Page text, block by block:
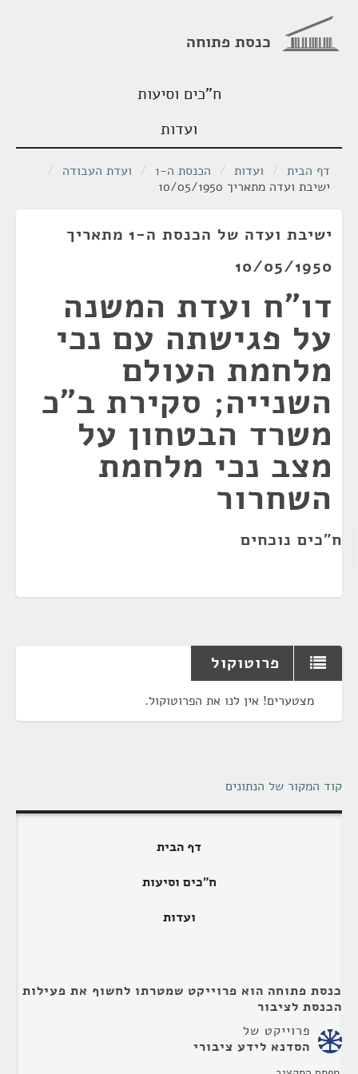
כנסת פתוחה
ח"כים וסיעות
ועדות
דף הבית / ועדות / הכנסת ה-1 / ועדת העבודה /
ישיבת ועדה מתאריך 10/05/1950
ישיבת ועדה של הכנסת ה-1 מתאריך
10/05/1950
דו"ח ועדת המשנה
על פגישתה עם נכי
מלחמת העולם
השנייה; סקירת ב"כ
משרד הבטחון על
מצב נכי מלחמת
השחרור
ח"כים נוכחים
פרוטוקול
מצטערים! אין לנו את הפרוטוקול.
קוד המקור של הנתונים
דף הבית
ח"כים וסיעות
ועדות
כנסת פתוחה הוא פרוייקט שמטרתו לחשוף את פעילות
הכנסת לציבור
פרוייקט של
הסדנא לידע ציבורי